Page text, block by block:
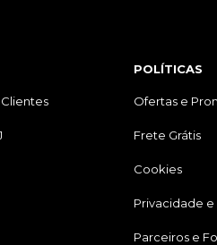
POLÍTICAS
Ofertas e
Frete Grátis
Cookies
Privacidade e
Parceiros e